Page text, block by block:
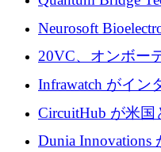
ルを調達
バーセキュリティ
張にシリーズ A
Neurosoft
イン コンピュー
20VC、オンボー
Prelude へのシリ
Infrawatch がイン
クチャ インテリ
プレシードを確保
CircuitHub が米
子機器製造を拡大
Dunia